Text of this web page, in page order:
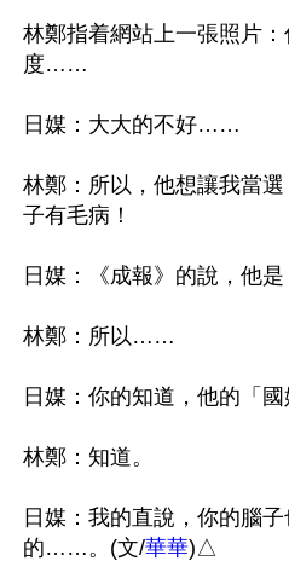
林鄭指着網站上一張照片
度……
日媒：大大的不好……
林鄭：所以，他想讓我當
子有毛病！
日媒：《成報》的說，他是
林鄭：所以……
日媒：你的知道，他的「國
林鄭：知道。
日媒：我的直說，你的腦
的……。(文/華華)△